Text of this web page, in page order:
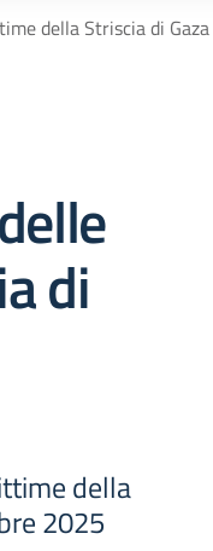
della Striscia di
di
della
2025